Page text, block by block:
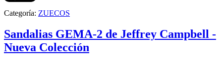
Categoría: ZUECOS
Sandalias GEMA-2 de Jeffrey Campbell -
Nueva Colección